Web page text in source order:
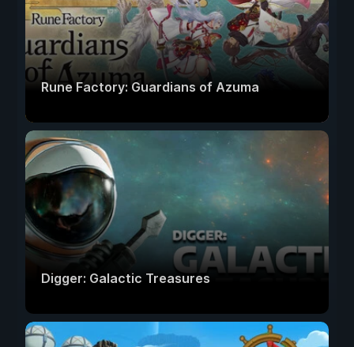
Rune Factory: Guardians of Azuma
Digger: Galactic Treasures